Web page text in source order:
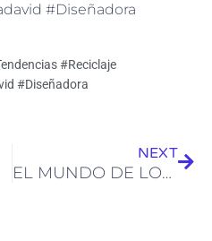
#Diseñadora
#Reciclaje
#Diseñadora
NEXT
EL MUNDO DE LOS QUESOS